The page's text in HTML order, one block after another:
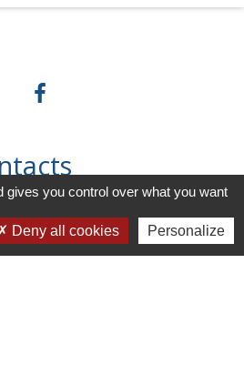
gives you control over what you want
Deny all cookies Personalize